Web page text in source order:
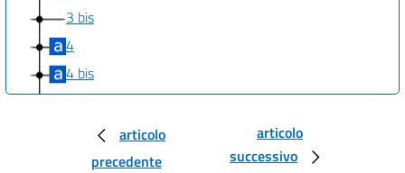
3 bis
4
4 bis
4 ter
4 quater
4 quinquies
articolo
precedente
articolo
successivo